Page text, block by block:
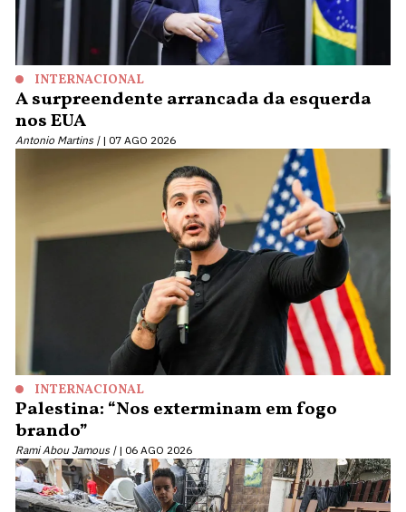
INTERNACIONAL
A surpreendente arrancada da esquerda
nos EUA
Antonio Martins | 07 AGO 2026
INTERNACIONAL
Palestina: “Nos exterminam em fogo
brando”
Rami Abou Jamous | 06 AGO 2026